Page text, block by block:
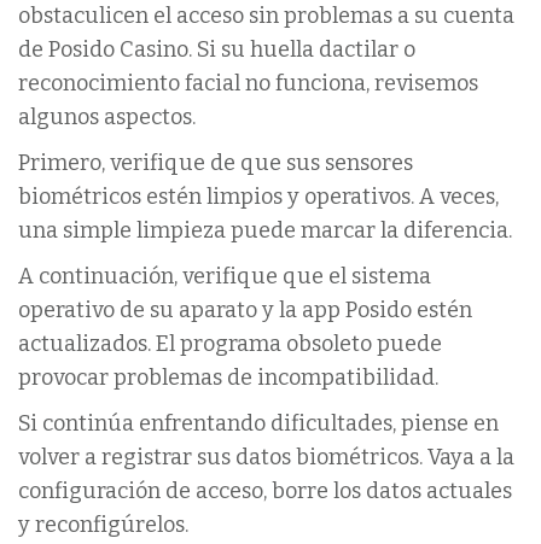
obstaculicen el acceso sin problemas a su cuenta
de Posido Casino. Si su huella dactilar o
reconocimiento facial no funciona, revisemos
algunos aspectos.
Primero, verifique de que sus sensores
biométricos estén limpios y operativos. A veces,
una simple limpieza puede marcar la diferencia.
A continuación, verifique que el sistema
operativo de su aparato y la app Posido estén
actualizados. El programa obsoleto puede
provocar problemas de incompatibilidad.
Si continúa enfrentando dificultades, piense en
volver a registrar sus datos biométricos. Vaya a la
configuración de acceso, borre los datos actuales
y reconfigúrelos.